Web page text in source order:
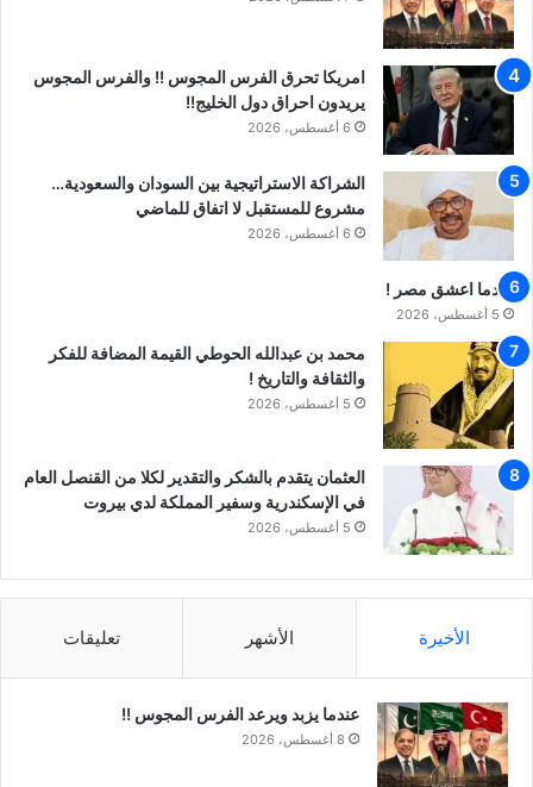
امريكا تحرق الفرس المجوس !! والفرس المجوس
يريدون احراق دول الخليج!!
6 أغسطس، 2026
الشراكة الاستراتيجية بين السودان والسعودية…
مشروع للمستقبل لا اتفاق للماضي
6 أغسطس، 2026
عندما اعشق مصر !
5 أغسطس، 2026
محمد بن عبدالله الحوطي القيمة المضافة للفكر
والثقافة والتاريخ !
5 أغسطس، 2026
العثمان يتقدم بالشكر والتقدير لكلا من القنصل العام
في الإسكندرية وسفير المملكة لدي بيروت
5 أغسطس، 2026
الأخيرة الأشهر تعليقات
عندما يزبد ويرعد الفرس المجوس !!
8 أغسطس، 2026